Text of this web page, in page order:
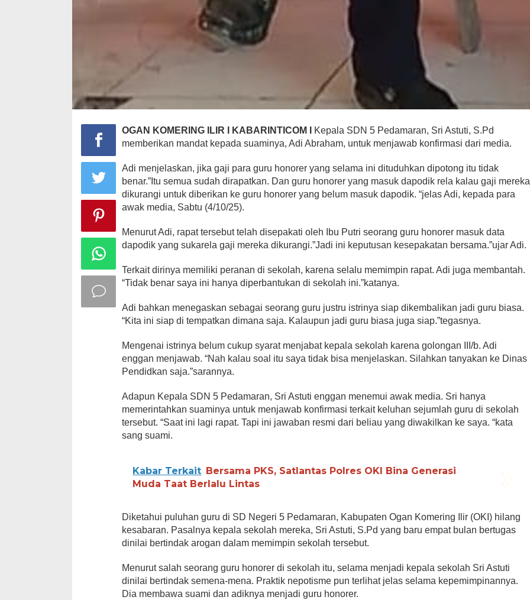
OGAN KOMERING ILIR I KABARINTICOM I
Kepala SDN 5 Pedamaran, Sri Astuti, S.Pd
memberikan mandat kepada suaminya, Adi Abraham, untuk menjawab konfirmasi dari media.
Adi menjelaskan, jika gaji para guru honorer yang selama ini dituduhkan dipotong itu tidak
benar.”Itu semua sudah dirapatkan. Dan guru honorer yang masuk dapodik rela kalau gaji mereka
dikurangi untuk diberikan ke guru honorer yang belum masuk dapodik. “jelas Adi, kepada para
awak media, Sabtu (4/10/25).
Menurut Adi, rapat tersebut telah disepakati oleh Ibu Putri seorang guru honorer masuk data
dapodik yang sukarela gaji mereka dikurangi.”Jadi ini keputusan kesepakatan bersama.”ujar Adi.
Terkait dirinya memiliki peranan di sekolah, karena selalu memimpin rapat. Adi juga membantah.
“Tidak benar saya ini hanya diperbantukan di sekolah ini.”katanya.
Adi bahkan menegaskan sebagai seorang guru justru istrinya siap dikembalikan jadi guru biasa.
“Kita ini siap di tempatkan dimana saja. Kalaupun jadi guru biasa juga siap.”tegasnya.
Mengenai istrinya belum cukup syarat menjabat kepala sekolah karena golongan III/b. Adi
enggan menjawab. “Nah kalau soal itu saya tidak bisa menjelaskan. Silahkan tanyakan ke Dinas
Pendidkan saja.”sarannya.
Adapun Kepala SDN 5 Pedamaran, Sri Astuti enggan menemui awak media. Sri hanya
memerintahkan suaminya untuk menjawab konfirmasi terkait keluhan sejumlah guru di sekolah
tersebut. “Saat ini lagi rapat. Tapi ini jawaban resmi dari beliau yang diwakilkan ke saya. “kata
sang suami.
Kabar Terkait Bersama PKS, Satlantas Polres OKI Bina Generasi
Muda Taat Berlalu Lintas
Diketahui puluhan guru di SD Negeri 5 Pedamaran, Kabupaten Ogan Komering Ilir (OKI) hilang
kesabaran. Pasalnya kepala sekolah mereka, Sri Astuti, S.Pd yang baru empat bulan bertugas
dinilai bertindak arogan dalam memimpin sekolah tersebut.
Menurut salah seorang guru honorer di sekolah itu, selama menjadi kepala sekolah Sri Astuti
dinilai bertindak semena-mena. Praktik nepotisme pun terlihat jelas selama kepemimpinannya.
Dia membawa suami dan adiknya menjadi guru honorer.